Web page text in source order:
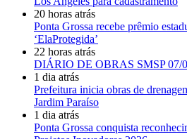
20 horas atrás
Ponta Grossa recebe prêmio
‘ElaProtegida’
22 horas atrás
DIÁRIO DE OBRAS SMSP 07/
1 dia atrás
Prefeitura inicia obras de
Jardim Paraíso
1 dia atrás
Ponta Grossa conquista